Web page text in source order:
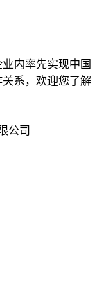
内率先实现中国
系，欢迎您了解
公司